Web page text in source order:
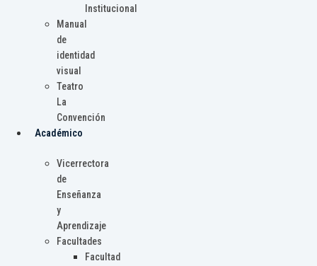
Institucional
Manual
de
identidad
visual
Teatro
La
Convención
Académico
Vicerrectora
de
Enseñanza
y
Aprendizaje
Facultades
Facultad